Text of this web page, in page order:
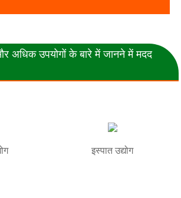
अधिक उपयोगों के बारे में जानने में मदद
इस्पात उद्योग